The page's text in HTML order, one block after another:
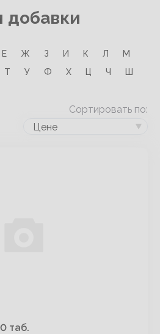
добавки
Е Ж З И К Л
М
Т У Ф Х Ц Ч
Ш
Сортировать по:
Цене
таб.